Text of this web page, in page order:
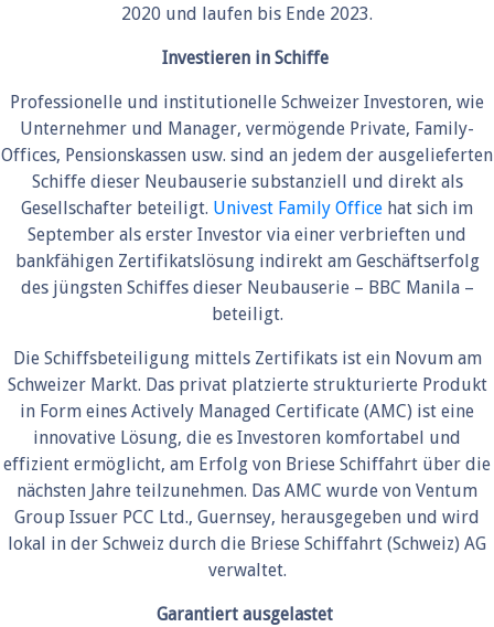
2020 und laufen bis Ende 2023.
Investieren in Schiffe
Professionelle und institutionelle Schweizer Investoren, wie
Unternehmer und Manager, vermögende Private, Family-
Offices, Pensionskassen usw. sind an jedem der ausgelieferten
Schiffe dieser Neubauserie substanziell und direkt als
Gesellschafter beteiligt. Univest Family Office hat sich im
September als erster Investor via einer verbrieften und
bankfähigen Zertifikatslösung indirekt am Geschäftserfolg
des jüngsten Schiffes dieser Neubauserie – BBC Manila –
beteiligt.
Die Schiffsbeteiligung mittels Zertifikats ist ein Novum am
Schweizer Markt. Das privat platzierte strukturierte Produkt
in Form eines Actively Managed Certificate (AMC) ist eine
innovative Lösung, die es Investoren komfortabel und
effizient ermöglicht, am Erfolg von Briese Schiffahrt über die
nächsten Jahre teilzunehmen. Das AMC wurde von Ventum
Group Issuer PCC Ltd., Guernsey, herausgegeben und wird
lokal in der Schweiz durch die Briese Schiffahrt (Schweiz) AG
verwaltet.
Garantiert ausgelastet